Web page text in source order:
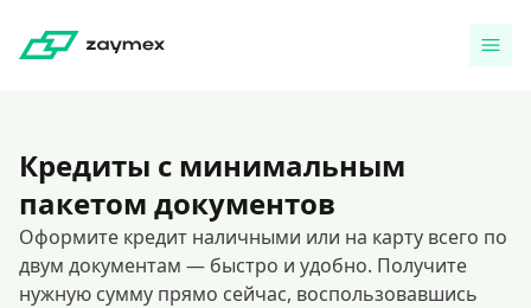
Кредиты с минимальным
пакетом документов
Оформите кредит наличными или на карту всего по
двум документам — быстро и удобно. Получите
нужную сумму прямо сейчас, воспользовавшись